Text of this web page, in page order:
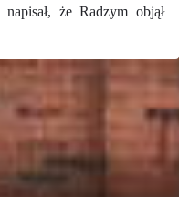
że Radzym objął